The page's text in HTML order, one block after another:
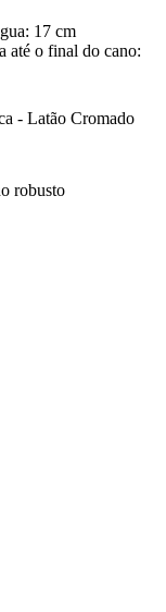
17 cm
até o final do cano:
- Latão Cromado
robusto